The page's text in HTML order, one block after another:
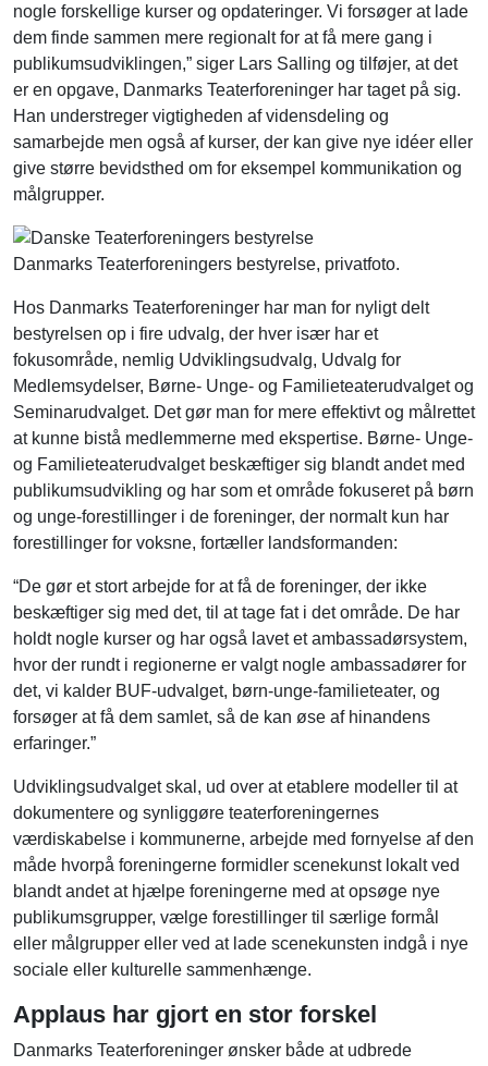
nogle forskellige kurser og opdateringer. Vi forsøger at lade
dem finde sammen mere regionalt for at få mere gang i
publikumsudviklingen,” siger Lars Salling og tilføjer, at det
er en opgave, Danmarks Teaterforeninger har taget på sig.
Han understreger vigtigheden af vidensdeling og
samarbejde men også af kurser, der kan give nye idéer eller
give større bevidsthed om for eksempel kommunikation og
målgrupper.
Danmarks Teaterforeningers bestyrelse, privatfoto.
Hos Danmarks Teaterforeninger har man for nyligt delt
bestyrelsen op i fire udvalg, der hver især har et
fokusområde, nemlig Udviklingsudvalg, Udvalg for
Medlemsydelser, Børne- Unge- og Familieteaterudvalget og
Seminarudvalget. Det gør man for mere effektivt og målrettet
at kunne bistå medlemmerne med ekspertise. Børne- Unge-
og Familieteaterudvalget beskæftiger sig blandt andet med
publikumsudvikling og har som et område fokuseret på børn
og unge-forestillinger i de foreninger, der normalt kun har
forestillinger for voksne, fortæller landsformanden:
“De gør et stort arbejde for at få de foreninger, der ikke
beskæftiger sig med det, til at tage fat i det område. De har
holdt nogle kurser og har også lavet et ambassadørsystem,
hvor der rundt i regionerne er valgt nogle ambassadører for
det, vi kalder BUF-udvalget, børn-unge-familieteater, og
forsøger at få dem samlet, så de kan øse af hinandens
erfaringer.”
Udviklingsudvalget skal, ud over at etablere modeller til at
dokumentere og synliggøre teaterforeningernes
værdiskabelse i kommunerne, arbejde med fornyelse af den
måde hvorpå foreningerne formidler scenekunst lokalt ved
blandt andet at hjælpe foreningerne med at opsøge nye
publikumsgrupper, vælge forestillinger til særlige formål
eller målgrupper eller ved at lade scenekunsten indgå i nye
sociale eller kulturelle sammenhænge.
Applaus har gjort en stor forskel
Danmarks Teaterforeninger ønsker både at udbrede